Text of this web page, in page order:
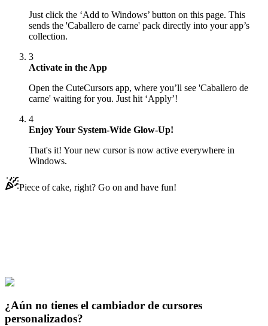
Just click the ‘Add to Windows’ button on this page. This
sends the 'Caballero de carne' pack directly into your app’s
collection.
3
Activate in the App
Open the CuteCursors app, where you’ll see 'Caballero de
carne' waiting for you. Just hit ‘Apply’!
4
Enjoy Your System-Wide Glow-Up!
That's it! Your new cursor is now active everywhere in
Windows.
Piece of cake, right? Go on and have fun!
Explore All Collections
¿Aún no tienes el cambiador de cursores
personalizados?